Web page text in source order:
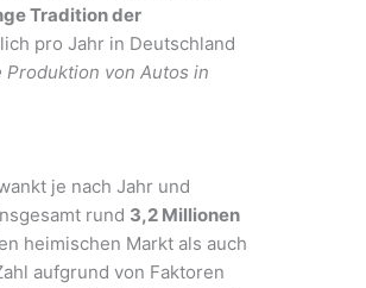
Tradition der
pro Jahr in Deutschland
von Autos in
je nach Jahr und
rund 3,2 Millionen
heimischen Markt als auch
aufgrund von Faktoren